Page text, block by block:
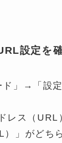
設定を
ド」→「設
レス（URL
）」がどち